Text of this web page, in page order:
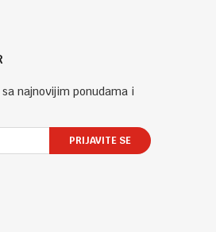
najnovijim ponudama i
PRIJAVITE SE